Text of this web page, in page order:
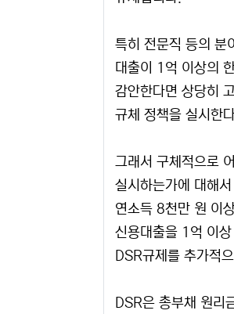
특히 전문직 등의 분
대출이 1억 이상의
감안한다면 상당히
규체 정책을 실시한
그래서 구체적으로
실시하는가에 대해
연소득 8천만 원 이
신용대출을 1억 이
DSR규제를 추가적
DSR은 총부채 원리